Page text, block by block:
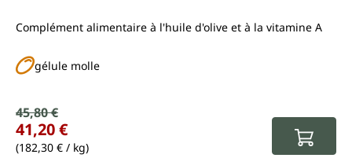
Complément alimentaire à l'huile d'olive et à la vitamine A
gélule molle
Prix de vente :
Prix régulier :
45,80 €
41,20 €
(182,30 € / kg)